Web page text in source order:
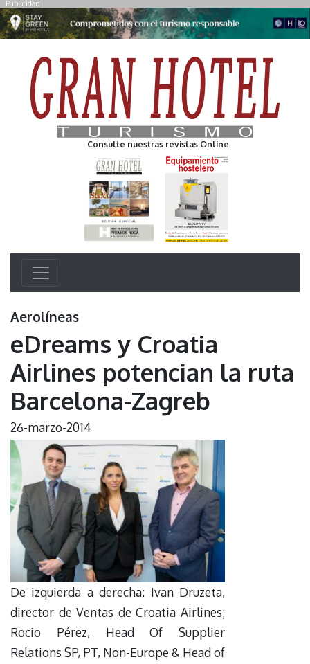
Publicidad
Consulte nuestras revistas Online
Aerolíneas
eDreams y Croatia
Airlines potencian la ruta
Barcelona-Zagreb
26-marzo-2014
De izquierda a derecha: Ivan Druzeta,
director de Ventas de Croatia Airlines;
Rocio Pérez, Head Of Supplier
Relations SP, PT, Non-Europe & Head of